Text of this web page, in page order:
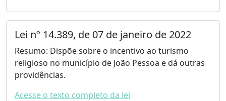
Lei nº 14.389, de 07 de janeiro de 2022
Resumo: Dispõe sobre o incentivo ao turismo
religioso no município de João Pessoa e dá outras
providências.
Acesse o texto completo da lei